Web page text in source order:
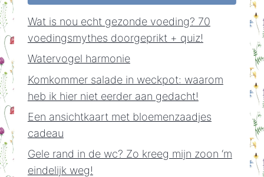
Wat is nou echt gezonde voeding? 70
voedingsmythes doorgeprikt + quiz!
Watervogel harmonie
Komkommer salade in weckpot: waarom
heb ik hier niet eerder aan gedacht!
Een ansichtkaart met bloemenzaadjes
cadeau
Gele rand in de wc? Zo kreeg mijn zoon ‘m
eindelijk weg!